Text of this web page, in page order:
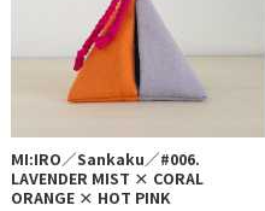
MI:IRO／Sankaku／#006.
LAVENDER MIST × CORAL
ORANGE × HOT PINK